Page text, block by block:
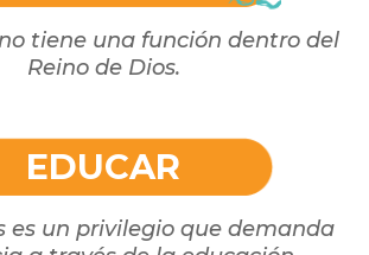
tiene una función dentro del
Reino de Dios.
EDUCAR
es un privilegio que demanda